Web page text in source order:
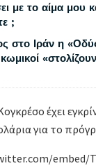
με το αίμα μου
;
στο Ιράν η
έχει
για το
embed/